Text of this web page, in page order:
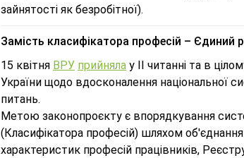
зайнятості як безробітної).
Замість класифікатора професій – Єдиний
15 квітня ВРУ прийняла у ІІ читанні та в
України щодо вдосконалення національної
питань.
Метою законопроєкту є впорядкування
(Класифікатора професій) шляхом об'єднання
характеристик професій працівників,